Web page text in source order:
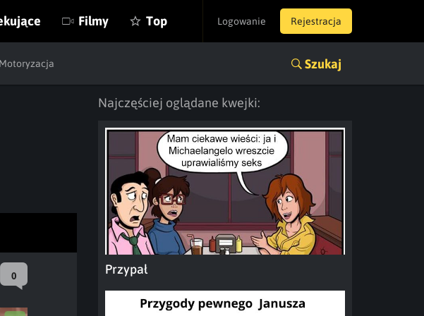
Logowanie Rejestracja
Filmy Top
Motoryzacja Szukaj
0
Najczęściej oglądane kwejki:
Przypał